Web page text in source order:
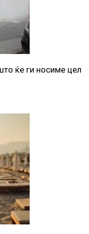
ќе ги носиме цел